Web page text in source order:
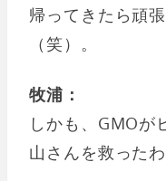
帰ってきたら頑
（笑）。
牧浦：
しかも、GMOが
山さんを救った